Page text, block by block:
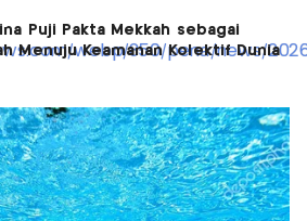
Puji Pakta Mekkah sebagai
Menuju Keamanan Kolektif Dunia